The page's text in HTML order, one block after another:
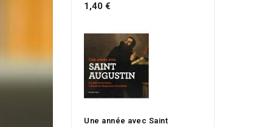
1,40 €
Une année avec Saint